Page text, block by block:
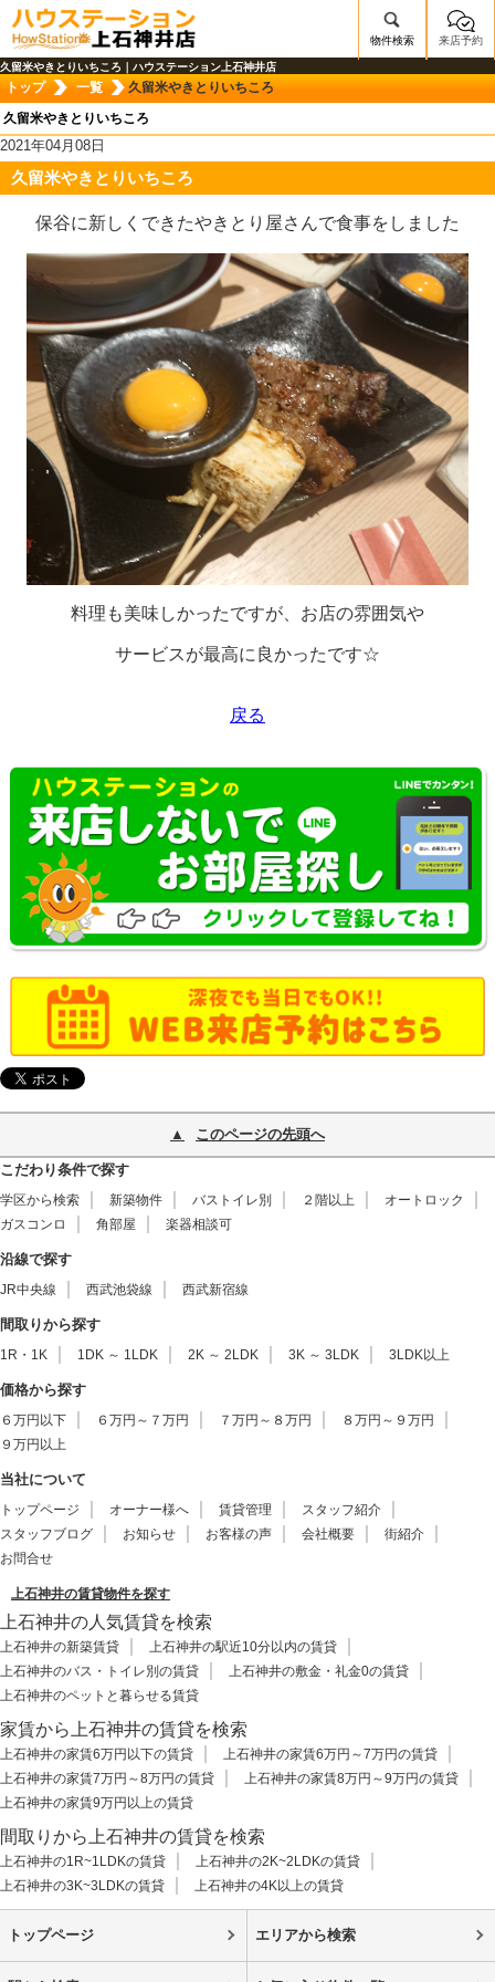
/mobile_img/head-logo.png
物件検索 来店予約
久留米やきとりいちころ｜ハウステーション上石神井店
トップ 一覧
久留米やきとりいちころ
久留米やきとりいちころ
2021年04月08日
久留米やきとりいちころ
保谷に新しくできたやきとり屋さんで食事をしました
料理も美味しかったですが、お店の雰囲気や
サービスが最高に良かったです☆
戻る
このページの先頭へ
こだわり条件で探す
学区から検索 新築物件 バストイレ別 ２階以上
オートロック
ガスコンロ
角部屋 楽器相談可
沿線で探す
JR中央線 西武池袋線 西武新宿線
間取りから探す
1R・1K 1DK ～ 1LDK 2K ～ 2LDK 3K ～ 3LDK 3LDK以上
価格から探す
６万円以下 ６万円～７万円 ７万円～８万円
８万円～９万円
９万円以上
当社について
トップページ オーナー様へ 賃貸管理
スタッフ紹介
スタッフブログ
お知らせ お客様の声 会社概要
街紹介
お問合せ
上石神井の賃貸物件を探す
上石神井の人気賃貸を検索
上石神井の新築賃貸
上石神井の駅近10分以内の賃貸
上石神井のバス・トイレ別の賃貸
上石神井の敷金・礼金0の賃貸
上石神井のペットと暮らせる賃貸
家賃から上石神井の賃貸を検索
上石神井の家賃6万円以下の賃貸
上石神井の家賃6万円～7万円の賃貸
上石神井の家賃7万円～8万円の賃貸
上石神井の家賃8万円～9万円の賃貸
上石神井の家賃9万円以上の賃貸
間取りから上石神井の賃貸を検索
上石神井の1R~1LDKの賃貸
上石神井の2K~2LDKの賃貸
上石神井の3K~3LDKの賃貸
上石神井の4K以上の賃貸
トップページ エリアから検索